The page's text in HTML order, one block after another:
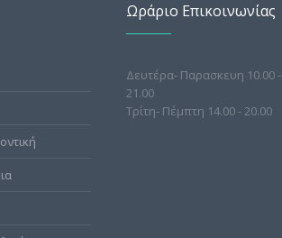
Ωράριο Επικοινωνίας
Δευτέρα- Παρασκευη 10.00 -
21.00
Τρίτη- Πέμπτη 14.00 - 20.00